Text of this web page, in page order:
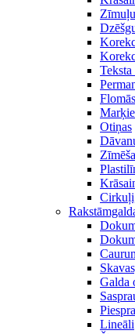
Otiņas
Galda
Lineāli